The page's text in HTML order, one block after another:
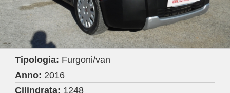
Tipologia: Furgoni/van
Anno: 2016
Cilindrata: 1248